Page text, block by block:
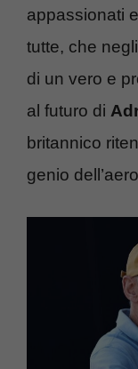
appassionati
tutte, che
di un vero e
al futuro di
britannico
genio